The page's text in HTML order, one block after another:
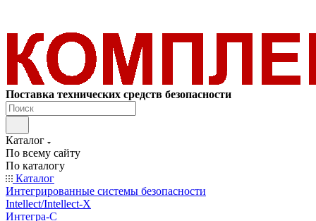
Поставка технических средств безопасности
Каталог
По всему сайту
По каталогу
Каталог
Интегрированные системы безопасности
Intellect/Intellect-X
Интегра-С